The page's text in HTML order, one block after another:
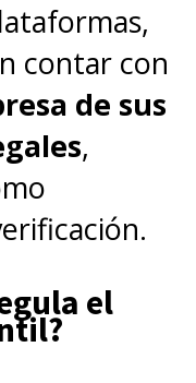
contar con
de sus
,
el